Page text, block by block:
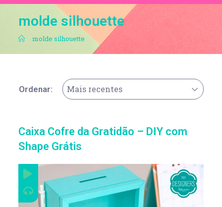
molde silhouette
. molde silhouette
Ordenar: Mais recentes
Caixa Cofre da Gratidão – DIY com
Shape Grátis